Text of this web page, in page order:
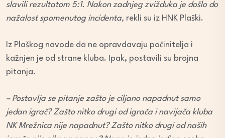
slavili rezultatom 5:1. Nakon zadnjeg zvižduka je došlo do
nažalost spomenutog incidenta, rekli su iz HNK Plaški.
Iz Plaškog navode da ne opravdavaju počinitelja i
kažnjen je od strane kluba. Ipak, postavili su brojna
pitanja.
– Postavlja se pitanje zašto je ciljano napadnut samo
jedan igrač? Zašto nitko drugi od igrača i navijača kluba
NK Mrežnica nije napadnut? Zašto nitko drugi od naših